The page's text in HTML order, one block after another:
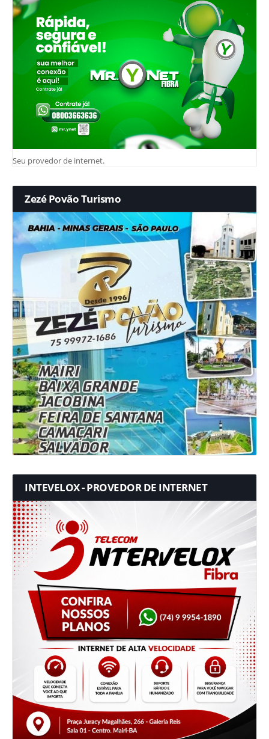
Seu provedor de internet.
Zezé Povão Turismo
INTEVELOX - PROVEDOR DE INTERNET